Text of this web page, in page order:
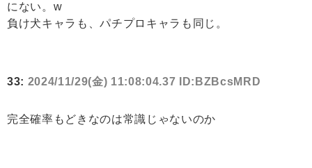
にない。w
負け犬キャラも、パチプロキャラも同じ。
33: 2024/11/29(金) 11:08:04.37 ID:BZBcsMRD
完全確率もどきなのは常識じゃないのか